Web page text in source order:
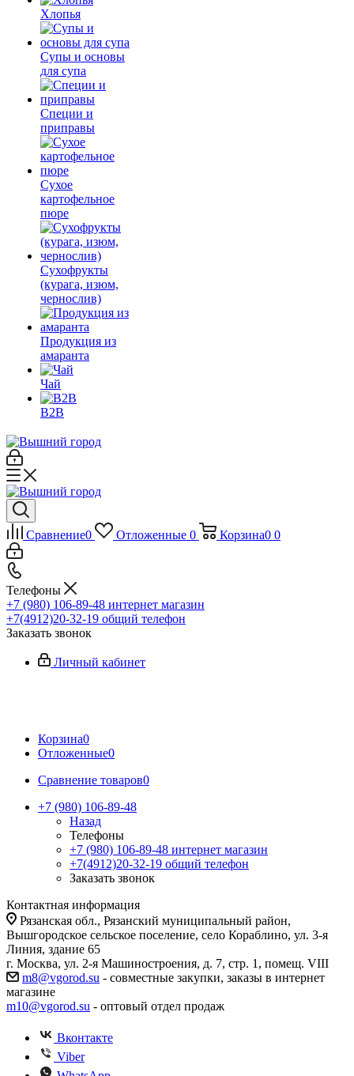
Хлопья
Супы и основы
для супа
Специи и
приправы
Сухое
картофельное
пюре
Сухофрукты
(курага, изюм,
чернослив)
Продукция из
амаранта
Чай
B2B
Сравнение0 Отложенные 0 Корзина0 0
Телефоны
+7 (980) 106-89-48 интернет магазин
+7(4912)20-32-19 общий телефон
Заказать звонок
Личный кабинет
Корзина0
Отложенные0
Сравнение товаров0
+7 (980) 106-89-48
Назад
Телефоны
+7 (980) 106-89-48 интернет магазин
+7(4912)20-32-19 общий телефон
Заказать звонок
Контактная информация
Рязанская обл., Рязанский муниципальный район,
Вышгородское сельское поселение, село Кораблино, ул. 3-я
Линия, здание 65
г. Москва, ул. 2-я Машиностроения, д. 7, стр. 1, помещ. VIII
m8@vgorod.su - совместные закупки, заказы в интернет
магазине
m10@vgorod.su - оптовый отдел продаж
Вконтакте
Viber